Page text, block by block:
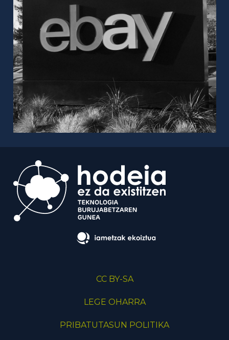
CC BY-SA
LEGE OHARRA
PRIBATUTASUN POLITIKA